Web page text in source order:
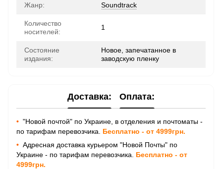
Жанр: Soundtrack
Количество
носителей:
1
Состояние
издания:
Новое, запечатанное в
заводскую пленку
Доставка: Оплата:
• "Новой почтой" по Украине, в отделения и почтоматы -
по тарифам перевозчика. Бесплатно - от 4999грн.
• Адресная доставка курьером "Новой Почты" по
Украине - по тарифам перевозчика. Бесплатно - от
4999грн.